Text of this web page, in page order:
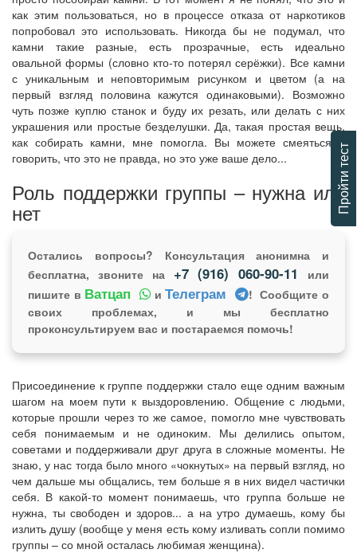
как этим пользоваться, но в процессе отказа от наркотиков
попробовал это использовать. Никогда бы не подумал, что
камни такие разные, есть прозрачные, есть идеально
овальной формы (словно кто-то потерял серёжки). Все камни
с уникальным и неповторимым рисунком и цветом (а на
первый взгляд половина кажутся одинаковыми). Возможно
чуть позже куплю станок и буду их резать, или делать с них
украшения или простые безделушки. Да, такая простая вещь,
как собирать камни, мне помогла. Вы можете смеяться и
говорить, что это не правда, но это уже ваше дело...
Роль поддержки группы – нужна или
нет
Остались вопросы? Консультация анонимна и
бесплатна, звоните на +7 (916) 060-90-11
или
пишите в Ватцап иТелеграм
! Сообщите о
своих проблемах, и мы бесплатно
проконсультируем вас и постараемся помочь!
Присоединение к группе поддержки стало еще одним важным
шагом на моем пути к выздоровлению. Общение с людьми,
которые прошли через то же самое, помогло мне чувствовать
себя понимаемым и не одиноким. Мы делились опытом,
советами и поддерживали друг друга в сложные моменты. Не
знаю, у нас тогда было много «чокнутых» на первый взгляд, но
чем дальше мы общались, тем больше я в них видел частички
себя. В какой-то момент понимаешь, что группа больше не
нужна, ты свободен и здоров... а на утро думаешь, кому бы
излить душу (вообще у меня есть кому изливать сопли помимо
группы – со мной осталась любимая женщина).
Пройти тест